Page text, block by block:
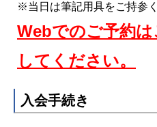
※当日は筆記用具をご持参く
Webでのご予約
してください。
入会手続き